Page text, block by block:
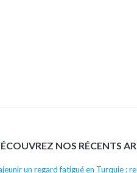
NOS RÉCENTS
un regard fatigué en Turquie :